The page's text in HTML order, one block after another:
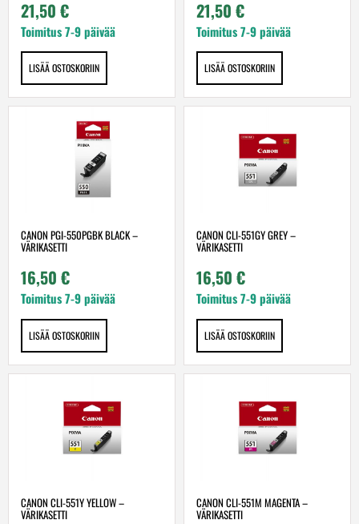
21,50 €
Toimitus 7-9 päivää
LISÄÄ OSTOSKORIIN
21,50 €
Toimitus 7-9 päivää
LISÄÄ OSTOSKORIIN
CANON PGI-550PGBK BLACK –
VÄRIKASETTI
16,50 €
Toimitus 7-9 päivää
LISÄÄ OSTOSKORIIN
CANON CLI-551GY GREY –
VÄRIKASETTI
16,50 €
Toimitus 7-9 päivää
LISÄÄ OSTOSKORIIN
CANON CLI-551Y YELLOW –
VÄRIKASETTI
CANON CLI-551M MAGENTA –
VÄRIKASETTI